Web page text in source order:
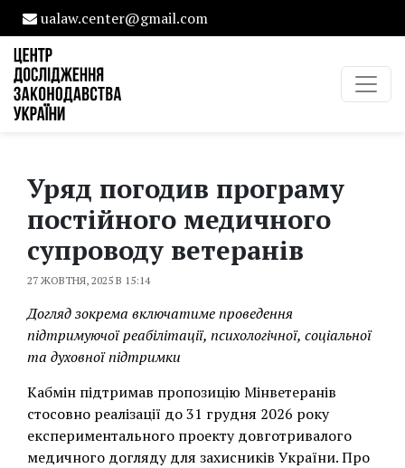
ualaw.center@gmail.com
Уряд погодив програму
постійного медичного
супроводу ветеранів
27 ЖОВТНЯ, 2025 В 15:14
Догляд зокрема включатиме проведення
підтримуючої реабілітації, психологічної, соціальної
та духовної підтримки
Кабмін підтримав пропозицію Мінветеранів
стосовно реалізації до 31 грудня 2026 року
експериментального проекту довготривалого
медичного догляду для захисників України. Про